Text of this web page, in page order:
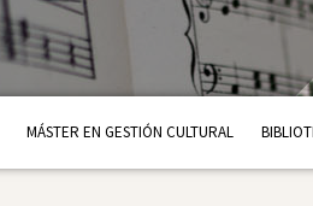
MÁSTER EN GESTIÓN CULTURAL